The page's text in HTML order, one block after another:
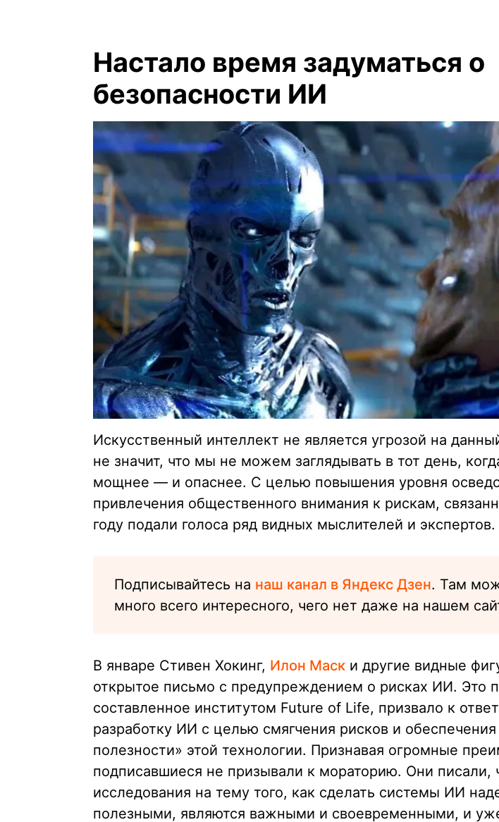
Настало время задуматься о
безопасности ИИ
Искусственный интеллект не является угрозой на
не значит, что мы не можем заглядывать в тот день,
мощнее — и опаснее. С целью повышения уровня
привлечения общественного внимания к рискам,
году подали голоса ряд видных мыслителей и экспертов.
Подписывайтесь на наш канал в Яндекс Дзен. Там
много всего интересного, чего нет даже на нашем
В январе Стивен Хокинг, Илон Маск и другие видные
открытое письмо с предупреждением о рисках ИИ. Это
составленное институтом Future of Life, призвало к
разработку ИИ с целью смягчения рисков и
полезности» этой технологии. Признавая огромные
подписавшиеся не призывали к мораторию. Они писали,
исследования на тему того, как сделать системы ИИ
полезными, являются важными и своевременными, и